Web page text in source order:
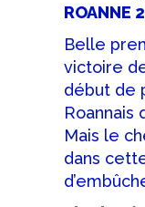
ROANNE
Belle
victoire
début de
Roannais
Mais le
dans